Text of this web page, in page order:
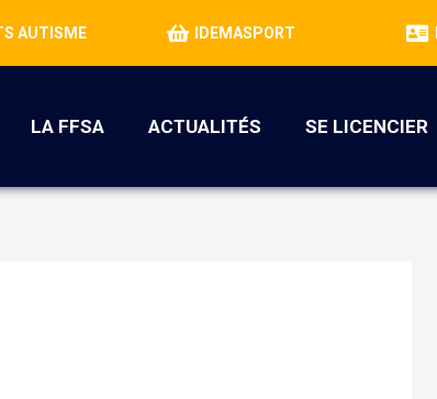
AUTISME IDEMASPORT
LA FFSA ACTUALITÉS SE LICENCIER